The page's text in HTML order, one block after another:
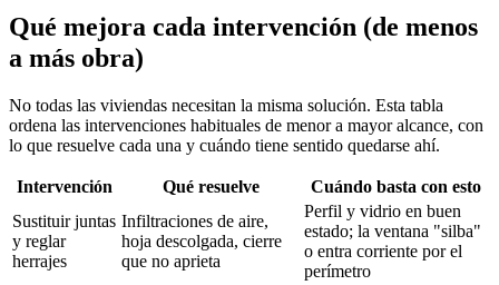
Qué mejora cada intervención (de menos
a más obra)
No todas las viviendas necesitan la misma solución. Esta tabla
ordena las intervenciones habituales de menor a mayor alcance, con
lo que resuelve cada una y cuándo tiene sentido quedarse ahí.
Intervención Qué resuelve
Cuándo basta con esto
Sustituir juntas
y reglar
herrajes
Infiltraciones de aire,
hoja descolgada, cierre
que no aprieta
Perfil y vidrio en buen
estado; la ventana "silba"
o entra corriente por el
perímetro